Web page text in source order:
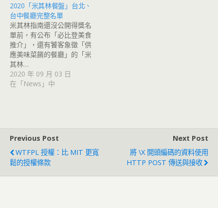
2020「米其林餐盤」台北、
台中餐廳完整名單
米其林指南還沒公開得獎名
單前，有公布「必比登美食
推介」，還有饕客象徵「供
應美味菜餚的餐廳」的「米
其林…
2020 年 09 月 03 日
在「News」中
Previous Post
WTFPL 授權：比 MIT 更寬
鬆的授權條款
Next Post
將 \x 開頭編碼的資料使用
HTTP POST 傳送與接收